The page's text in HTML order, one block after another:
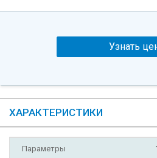
Узнать
ХАРАКТЕРИСТИКИ
Параметры